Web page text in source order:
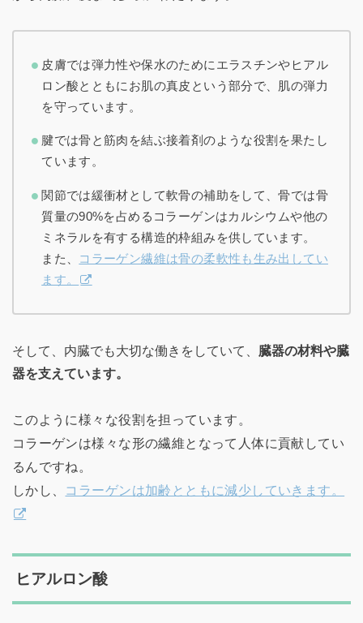
皮膚では弾力性や保水のためにエラスチンやヒアル
ロン酸とともにお肌の真皮という部分で、肌の弾力
を守っています。
腱では骨と筋肉を結ぶ接着剤のような役割を果たし
ています。
関節では緩衝材として軟骨の補助をして、骨では骨
質量の90%を占めるコラーゲンはカルシウムや他の
ミネラルを有する構造的枠組みを供しています。
また、 コラーゲン繊維は骨の柔軟性も生み出してい
ます。
そして、内臓でも大切な働きをしていて、 臓器の材料や臓
器を支えています。
このように様々な役割を担っています。
コラーゲンは様々な形の繊維となって人体に貢献してい
るんですね。
しかし、 コラーゲンは加齢とともに減少していきます。
ヒアルロン酸